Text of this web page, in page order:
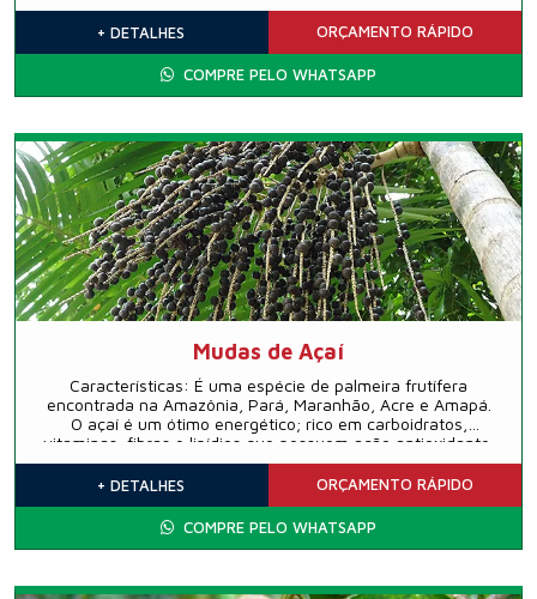
+ DETALHES ORÇAMENTO RÁPIDO
COMPRE PELO WHATSAPP
Mudas de Açaí
Características: É uma espécie de palmeira frutífera
encontrada na Amazônia, Pará, Maranhão, Acre e Amapá.
O açaí é um ótimo energético; rico em carboidratos,
vitaminas, fibras e lipídios que possuem ação antioxidante,
propriedades anti-inflamatórias e diversos sais minerais.
+ DETALHES ORÇAMENTO RÁPIDO
COMPRE PELO WHATSAPP